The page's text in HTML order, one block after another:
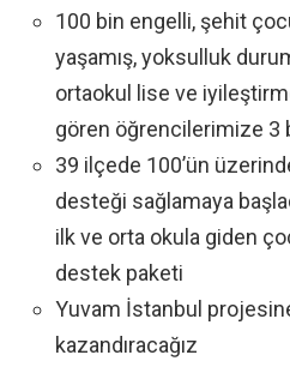
100 bin engelli, şehit
yaşamış, yoksulluk
ortaokul lise ve
gören öğrencilerimize 3
39 ilçede 100’ün
desteği sağlamaya
ilk ve orta okula giden
destek paketi
Yuvam İstanbul
kazandıracağız